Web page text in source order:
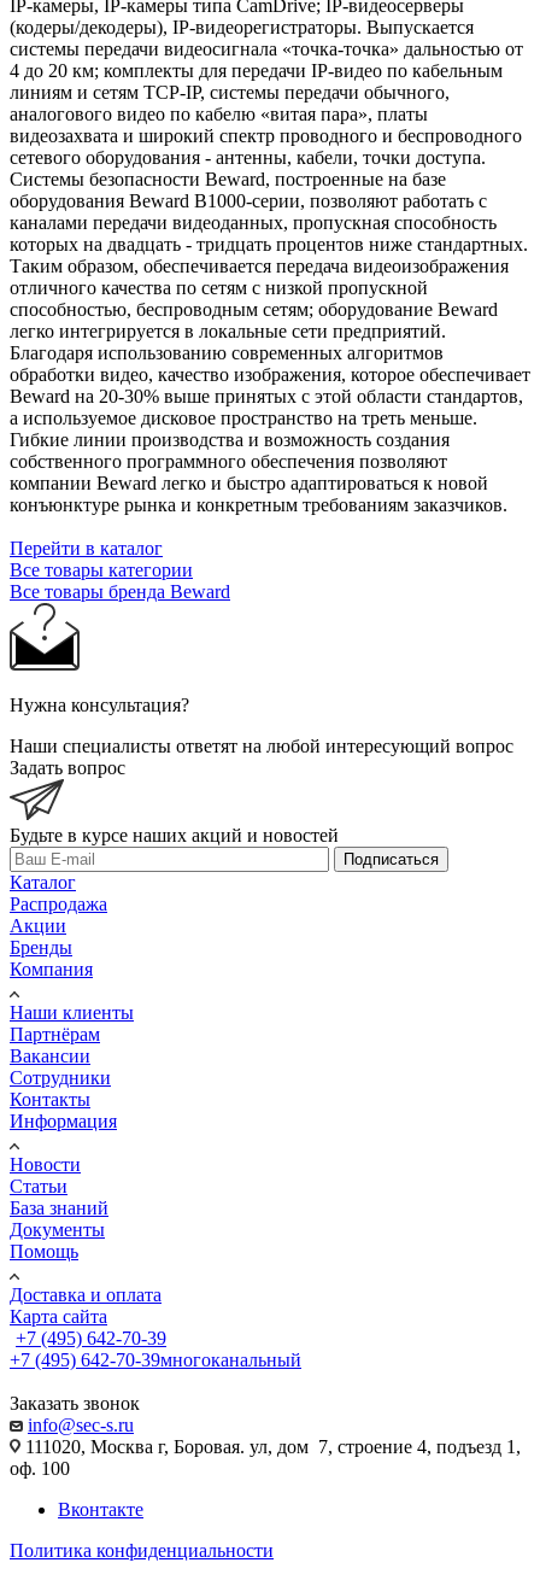
IP-камеры, IP-камеры типа CamDrive; IP-видеосерверы
(кодеры/декодеры), IP-видеорегистраторы. Выпускается
системы передачи видеосигнала «точка-точка» дальностью от
4 до 20 км; комплекты для передачи IP-видео по кабельным
линиям и сетям TCP-IP, системы передачи обычного,
аналогового видео по кабелю «витая пара», платы
видеозахвата и широкий спектр проводного и беспроводного
сетевого оборудования - антенны, кабели, точки доступа.
Системы безопасности Beward, построенные на базе
оборудования Beward B1000-серии, позволяют работать с
каналами передачи видеоданных, пропускная способность
которых на двадцать - тридцать процентов ниже стандартных.
Таким образом, обеспечивается передача видеоизображения
отличного качества по сетям с низкой пропускной
способностью, беспроводным сетям; оборудование Beward
легко интегрируется в локальные сети предприятий.
Благодаря использованию современных алгоритмов
обработки видео, качество изображения, которое обеспечивает
Beward на 20-30% выше принятых с этой области стандартов,
а используемое дисковое пространство на треть меньше.
Гибкие линии производства и возможность создания
собственного программного обеспечения позволяют
компании Beward легко и быстро адаптироваться к новой
конъюнктуре рынка и конкретным требованиям заказчиков.
Перейти в каталог
Все товары категории
Все товары бренда Beward
Нужна консультация?
Наши специалисты ответят на любой интересующий вопрос
Задать вопрос
Будьте в курсе наших акций и новостей
Подписаться
Каталог
Распродажа
Акции
Бренды
Компания
Наши клиенты
Партнёрам
Вакансии
Сотрудники
Контакты
Информация
Новости
Статьи
База знаний
Документы
Помощь
Доставка и оплата
Карта сайта
+7 (495) 642-70-39
+7 (495) 642-70-39многоканальный
Заказать звонок
info@sec-s.ru
111020, Москва г, Боровая. ул, дом 7, строение 4, подъезд 1,
оф. 100
Вконтакте
Политика конфиденциальности